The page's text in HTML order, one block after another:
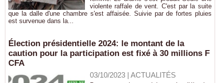
violente raffale de vent. C'est par la suite
que la dalle d'une chambre s'est affaisée. Suivie par de fortes pluies
est survenue dans la...
Élection présidentielle 2024: le montant de la
caution pour la participation est fixé à 30 millions F
CFA
03/10/2023| ACTUALITÉS